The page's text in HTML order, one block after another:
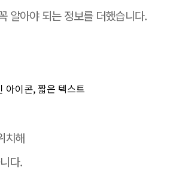
알아야 되는 정보를 더했습니다.
치해
다.